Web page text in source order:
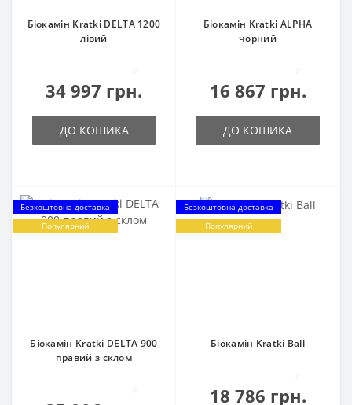
Біокамін Kratki DELTA 1200
лівий
34 997 грн.
ДО КОШИКА
Біокамін Kratki ALPHA
чорний
16 867 грн.
ДО КОШИКА
Безкоштовна доставка
Популярний
Біокамін Kratki DELTA 900
правий з склом
Безкоштовна доставка
Популярний
Біокамін Kratki Ball
18 786 грн.